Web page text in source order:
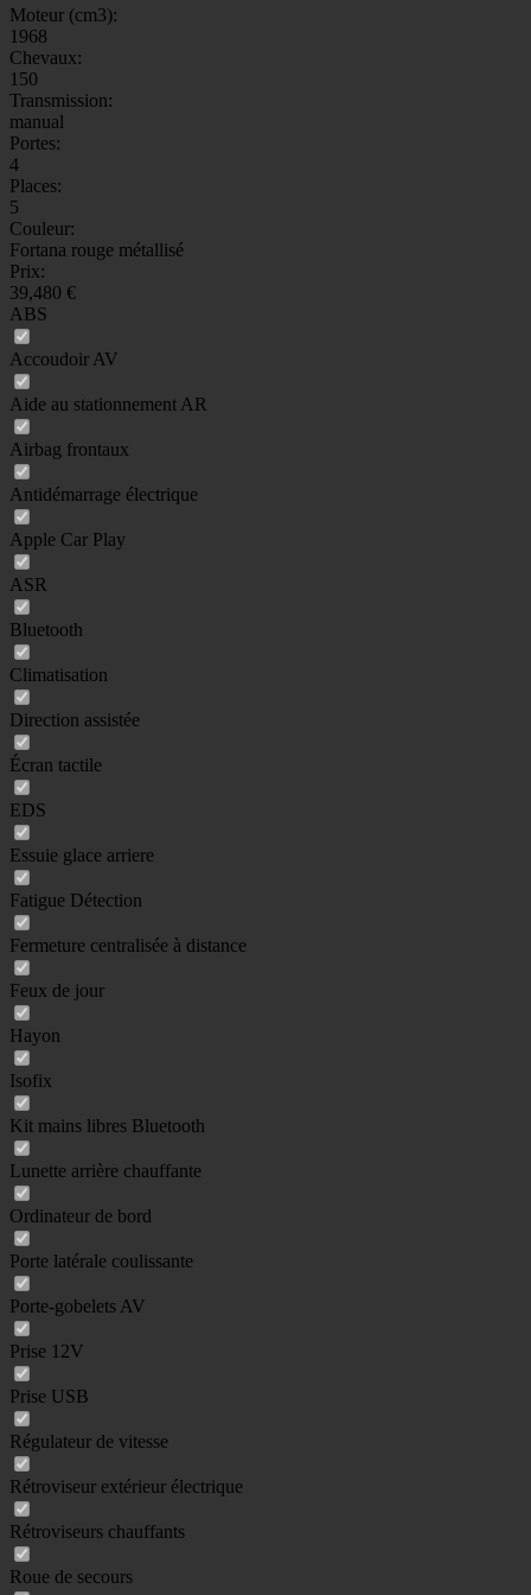
Moteur (cm3):
1968
Chevaux:
150
Transmission:
manual
Portes:
4
Places:
5
Couleur:
Fortana rouge métallisé
Prix:
39,480 €
ABS
Accoudoir AV
Aide au stationnement AR
Airbag frontaux
Antidémarrage électrique
Apple Car Play
ASR
Bluetooth
Climatisation
Direction assistée
Écran tactile
EDS
Essuie glace arriere
Fatigue Détection
Fermeture centralisée à distance
Feux de jour
Hayon
Isofix
Kit mains libres Bluetooth
Lunette arrière chauffante
Ordinateur de bord
Porte latérale coulissante
Porte-gobelets AV
Prise 12V
Prise USB
Régulateur de vitesse
Rétroviseur extérieur électrique
Rétroviseurs chauffants
Roue de secours